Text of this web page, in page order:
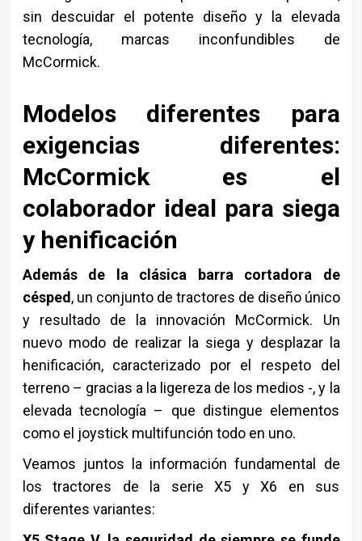
sin descuidar el potente diseño y la elevada
tecnología, marcas inconfundibles de
McCormick.
Modelos diferentes para
exigencias diferentes:
McCormick es el
colaborador ideal para siega
y henificación
Además de la clásica barra cortadora de
césped , un conjunto de tractores de diseño único
y resultado de la innovación McCormick. Un
nuevo modo de realizar la siega y desplazar la
henificación, caracterizado por el respeto del
terreno – gracias a la ligereza de los medios -, y la
elevada tecnología – que distingue elementos
como el joystick multifunción todo en uno.
Veamos juntos la información fundamental de
los tractores de la serie X5 y X6 en sus
diferentes variantes: